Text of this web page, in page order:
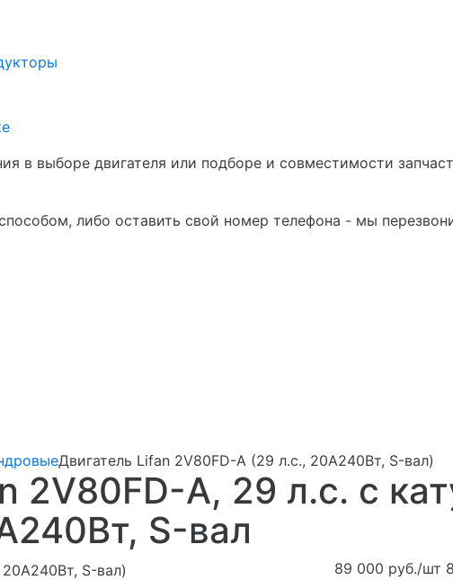
в выборе двигателя или подборе и совместимости
либо оставить свой номер телефона - мы
Двигатель Lifan 2V80FD-A (29 л.с., 20А240Вт, S-вал)
2V80FD-A, 29 л.с. с
S-вал
89 000 руб./шт